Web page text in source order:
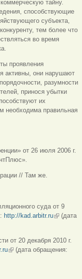
тайну.
способствующие
субъекта,
тем более что
во время
проявления
активны, они нарушают
разумности
принося убытки
их
необходима правильная
от 26 июля 2006 г.
// Там же.
суда от 9
http://kad.arbitr.ru(внешняя
(дата
от 20 декабря 2010 г.
(внешняя ссылка)
(дата обращения: